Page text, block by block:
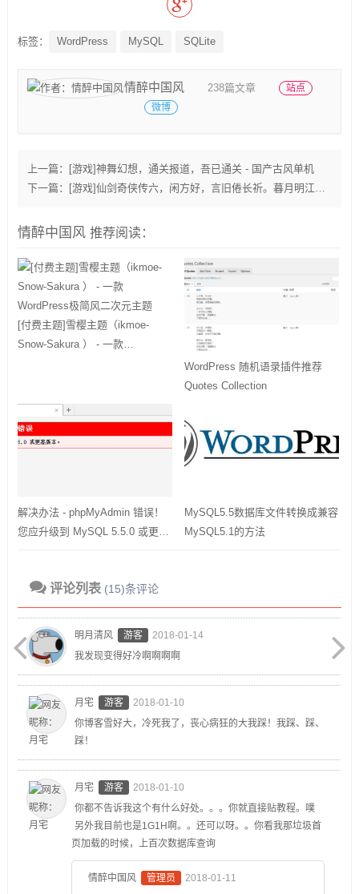
标签： WordPress MySQL SQLite
情醉中国风 238篇文章
站点
微博
上一篇：
[游戏]神舞幻想，通关报道，吾已通关 - 国产古风单机
下一篇：
[游戏]仙剑奇侠传六，闲方好，言旧倦长祈。暮月明江渚，弹歌今古辞。
情醉中国风 推荐阅读：
[付费主题]雪樱主题（ikmoe-
Snow-Sakura ） - 一款
WordPress 随机语录插件推荐
Quotes Collection
解决办法 - phpMyAdmin 错误！
您应升级到 MySQL 5.5.0 或更高
MySQL5.5数据库文件转换成兼容
MySQL5.1的方法
评论列表 (15)条评论
明月清风 游客
2018-01-14
我发现变得好冷啊啊啊啊
月宅 游客
2018-01-10
你博客雪好大，冷死我了，丧心病狂的大我踩！我踩、踩、
踩！
月宅 游客
2018-01-10
你都不告诉我这个有什么好处。。。你就直接贴教程。噗
另外我目前也是1G1H啊。。还可以呀。。你看我那垃圾首
页加载的时候，上百次数据库查询
情醉中国风 管理员 2018-01-11